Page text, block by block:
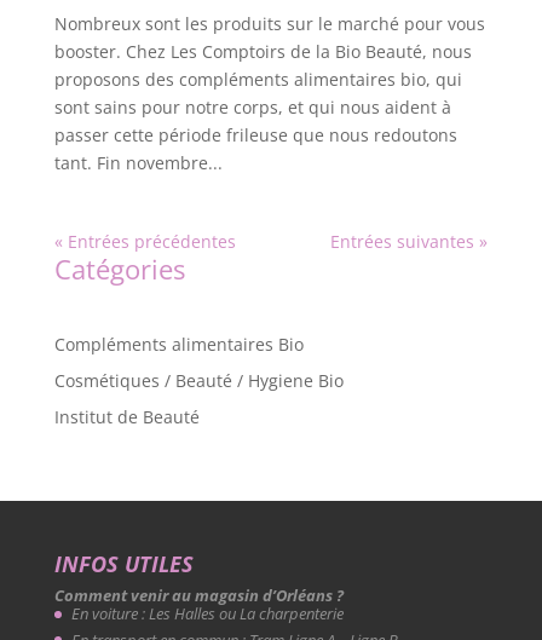
Nombreux sont les produits sur le marché pour vous
booster. Chez Les Comptoirs de la Bio Beauté, nous
proposons des compléments alimentaires bio, qui
sont sains pour notre corps, et qui nous aident à
passer cette période frileuse que nous redoutons
tant. Fin novembre...
« Entrées précédentes Entrées suivantes »
Catégories
Compléments alimentaires Bio
Cosmétiques / Beauté / Hygiene Bio
Institut de Beauté
INFOS UTILES
Comment venir au magasin d’Orléans ?
En voiture : Les Halles ou La charpenterie